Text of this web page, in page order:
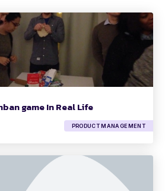
game In Real Life
PRODUCT MANAGEMENT